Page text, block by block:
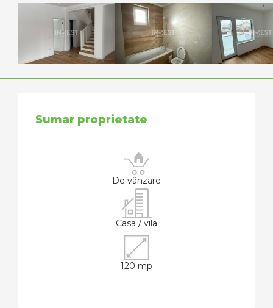
Sumar proprietate
De vânzare
Casa / vila
120 mp